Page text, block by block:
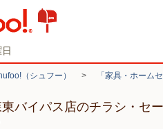
（シュフー） > 「家具・ホーム
バイパス店のチラシ・セ